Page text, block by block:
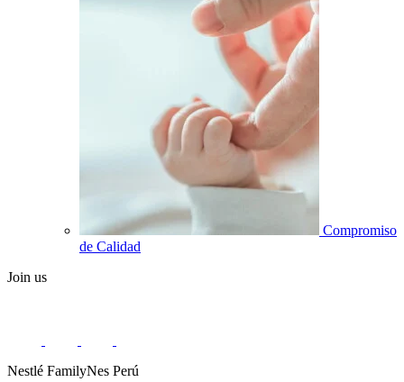
Compromiso
de Calidad
Join us
Nestlé FamilyNes Perú